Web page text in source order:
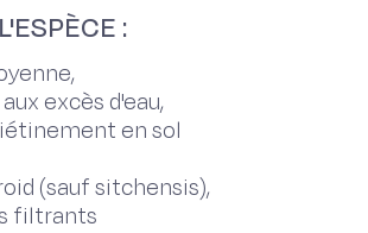
:
excès d'eau,
en sol
(sauf sitchensis),
filtrants